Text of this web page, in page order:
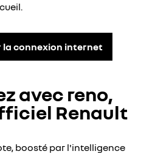
la connexion internet
avec reno,
Renault
boosté par l'intelligence